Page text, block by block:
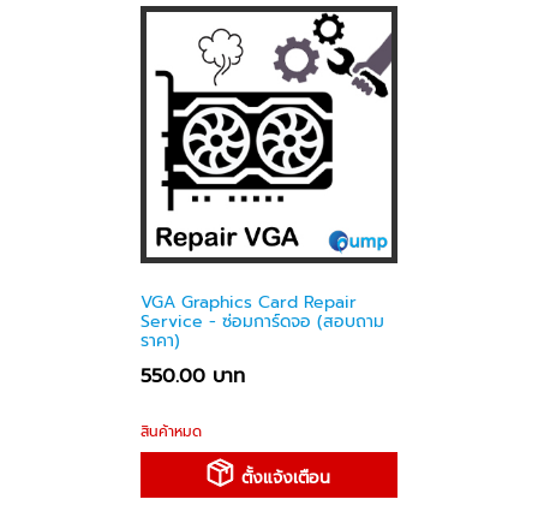
VGA Graphics Card Repair
Service - ซ่อมการ์ดจอ (สอบถาม
ราคา)
550.00 บาท
สินค้าหมด
ตั้งแจ้งเตือน